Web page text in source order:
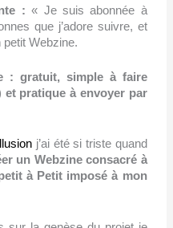
: « Je suis abonnée à
que j’adore suivre, et
petit Webzine.
: gratuit, simple à faire
et pratique à envoyer par
j’ai été si triste quand
un Webzine consacré à
à Petit imposé à mon